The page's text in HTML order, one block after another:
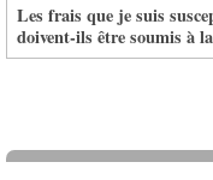
Les frais que je suis
doivent-ils être soumis à